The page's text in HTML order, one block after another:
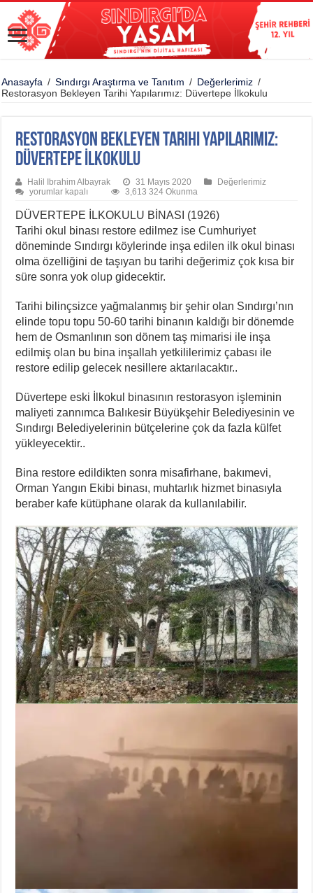
Anasayfa / Sındırgı Araştırma ve Tanıtım / Değerlerimiz /
Restorasyon Bekleyen Tarihi Yapılarımız: Düvertepe İlkokulu
Restorasyon Bekleyen Tarihi Yapılarımız:
Düvertepe İlkokulu
Halil Ibrahim Albayrak 31 Mayıs 2020
Değerlerimiz
Restorasyon
Tarihi
Yapılarımız:
Düvertepe
İlkokulu
için
yorumlar kapalı 3,613 324 Okunma
DÜVERTEPE İLKOKULU BİNASI (1926)
Tarihi okul binası restore edilmez ise Cumhuriyet
döneminde Sındırgı köylerinde inşa edilen ilk okul binası
olma özelliğini de taşıyan bu tarihi değerimiz çok kısa bir
süre sonra yok olup gidecektir.
Tarihi bilinçsizce yağmalanmış bir şehir olan Sındırgı’nın
elinde topu topu 50-60 tarihi binanın kaldığı bir dönemde
hem de Osmanlının son dönem taş mimarisi ile inşa
edilmiş olan bu bina inşallah yetkililerimiz çabası ile
restore edilip gelecek nesillere aktarılacaktır..
Düvertepe eski İlkokul binasının restorasyon işleminin
maliyeti zannımca Balıkesir Büyükşehir Belediyesinin ve
Sındırgı Belediyelerinin bütçelerine çok da fazla külfet
yükleyecektir..
Bina restore edildikten sonra misafirhane, bakımevi,
Orman Yangın Ekibi binası, muhtarlık hizmet binasıyla
beraber kafe kütüphane olarak da kullanılabilir.